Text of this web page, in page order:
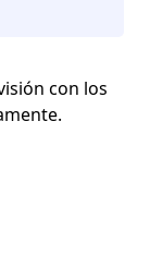
con los